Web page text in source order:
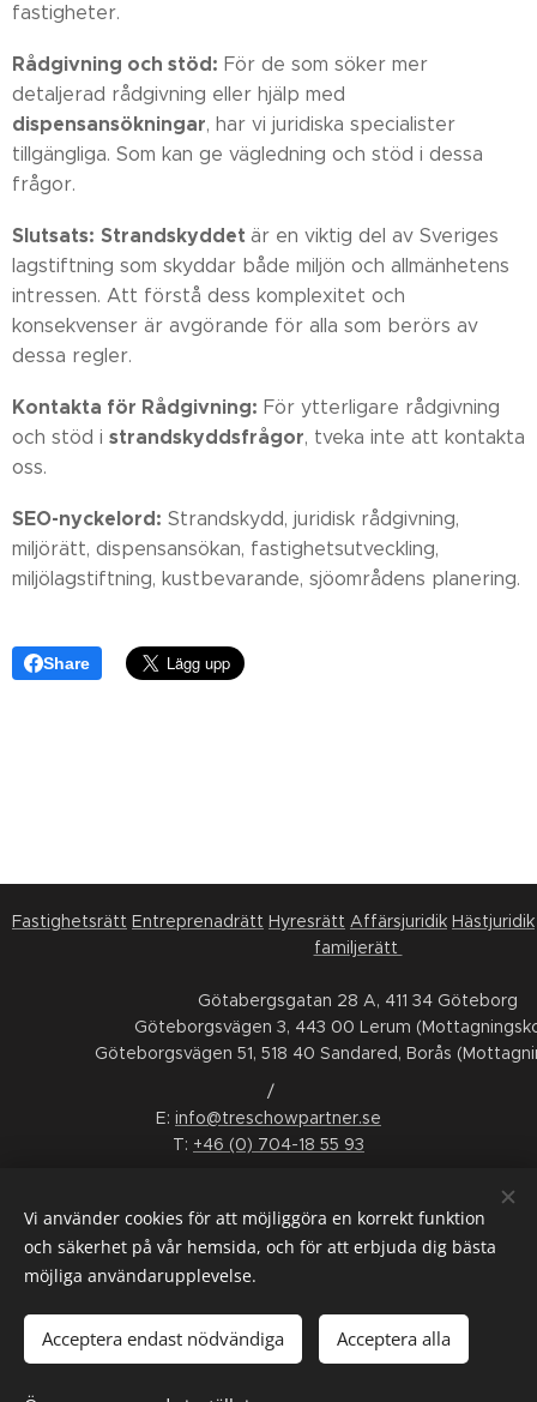
fastigheter.
Rådgivning och stöd: För de som söker mer
detaljerad rådgivning eller hjälp med
dispensansökningar, har vi juridiska specialister
tillgängliga. Som kan ge vägledning och stöd i dessa
frågor.
Slutsats: Strandskyddet är en viktig del av Sveriges
lagstiftning som skyddar både miljön och allmänhetens
intressen. Att förstå dess komplexitet och
konsekvenser är avgörande för alla som berörs av
dessa regler.
Kontakta för Rådgivning: För ytterligare rådgivning
och stöd i strandskyddsfrågor, tveka inte att kontakta
oss.
SEO-nyckelord: Strandskydd, juridisk rådgivning,
miljörätt, dispensansökan, fastighetsutveckling,
miljölagstiftning, kustbevarande, sjöområdens planering.
Share
Fastighetsrätt Entreprenadrätt Hyresrätt Affärsjuridik Hästjuridik
familjerätt
Götabergsgatan 28 A, 411 34 Göteborg
Göteborgsvägen 3, 443 00 Lerum
Göteborgsvägen 51, 518 40 Sandared, Borås
/
E: info@treschowpartner.se
T: +46 (0) 704-18 55 93
LinkedIn Facebook Instagram Youtube
INTERGRITETSPOLICY
SMS-VILLKOR
Vi använder cookies för att möjliggöra en korrekt funktion
och säkerhet på vår hemsida, och för att erbjuda dig bästa
möjliga användarupplevelse.
Acceptera endast nödvändiga Acceptera alla